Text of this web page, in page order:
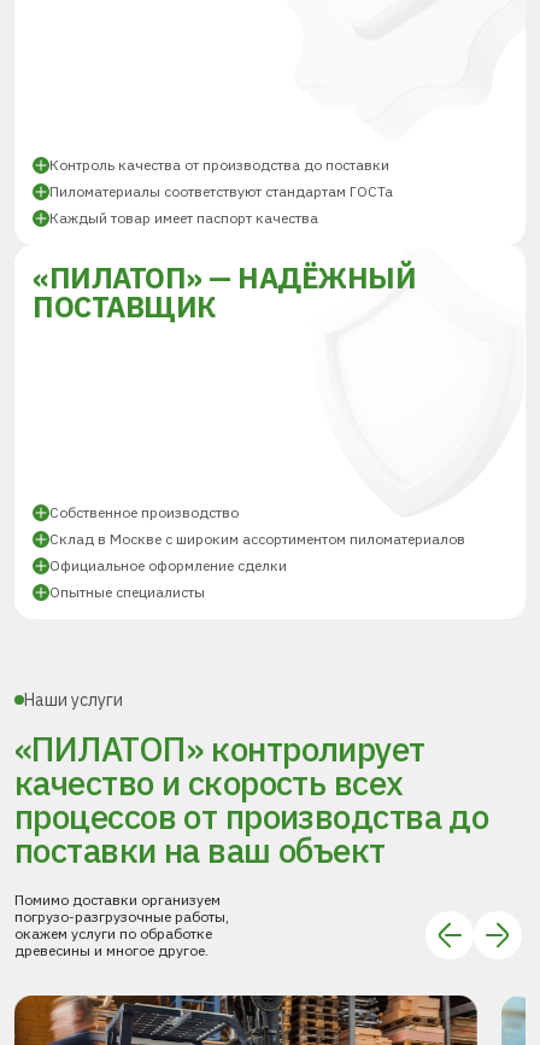
Контроль качества от производства до поставки
Пиломатериалы соответствуют стандартам ГОСТа
Каждый товар имеет паспорт качества
«ПИЛАТОП» — НАДЁЖНЫЙ
ПОСТАВЩИК
Собственное производство
Склад в Москве с широким ассортиментом пиломатериалов
Официальное оформление сделки
Опытные специалисты
Наши услуги
«ПИЛАТОП» контролирует
качество и скорость всех
процессовот производства до
поставки на ваш объект
Помимо доставки организуем
погрузо-разгрузочные работы,
окажем услуги по обработке
древесины и многое другое.